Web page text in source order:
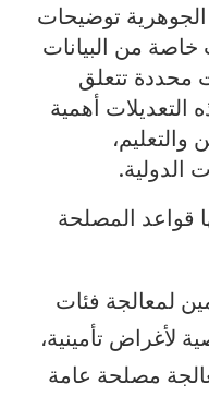
توضيحات
من البيانات
محددة تتعلق
أهمية
الدولية.
قواعد المصلحة
لمعالجة فئات
لأغراض تأمينية،
مصلحة عامة